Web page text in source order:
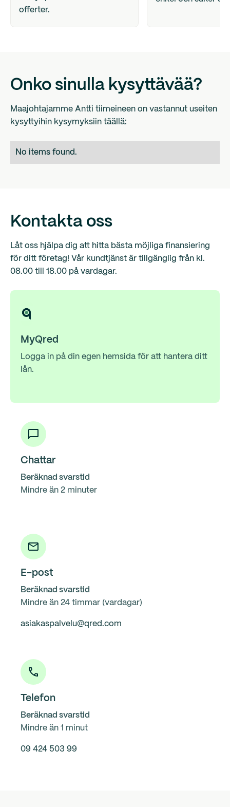
offerter.
Onko sinulla kysyttävää?
Maajohtajamme Antti tiimeineen on vastannut useiten
kysyttyihin kysymyksiin täällä:
No items found.
Kontakta oss
Låt oss hjälpa dig att hitta bästa möjliga finansiering
för ditt företag! Vår kundtjänst är tillgänglig från kl.
08.00 till 18.00 på vardagar.
MyQred
Logga in på din egen hemsida för att hantera ditt
lån.
Chattar
Beräknad svarstid
Mindre än 2 minuter
E-post
Beräknad svarstid
Mindre än 24 timmar (vardagar)
asiakaspalvelu@qred.com
Telefon
Beräknad svarstid
Mindre än 1 minut
09 424 503 99